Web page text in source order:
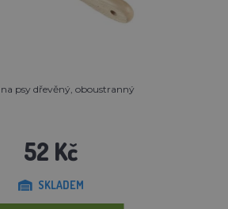
psy dřevěný, oboustranný
52 Kč
SKLADEM